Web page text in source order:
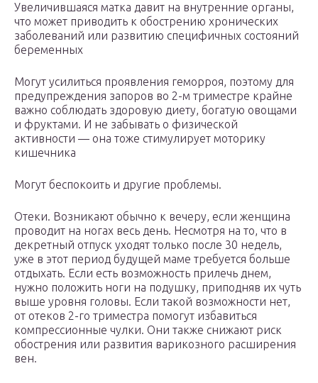
Увеличившаяся матка давит на внутренние органы,
что может приводить к обострению хронических
заболеваний или развитию специфичных состояний
беременных
Могут усилиться проявления геморроя, поэтому для
предупреждения запоров во 2-м триместре крайне
важно соблюдать здоровую диету, богатую овощами
и фруктами. И не забывать о физической
активности — она тоже стимулирует моторику
кишечника
Могут беспокоить и другие проблемы.
Отеки. Возникают обычно к вечеру, если женщина
проводит на ногах весь день. Несмотря на то, что в
декретный отпуск уходят только после 30 недель,
уже в этот период будущей маме требуется больше
отдыхать. Если есть возможность прилечь днем,
нужно положить ноги на подушку, приподняв их чуть
выше уровня головы. Если такой возможности нет,
от отеков 2-го триместра помогут избавиться
компрессионные чулки. Они также снижают риск
обострения или развития варикозного расширения
вен.